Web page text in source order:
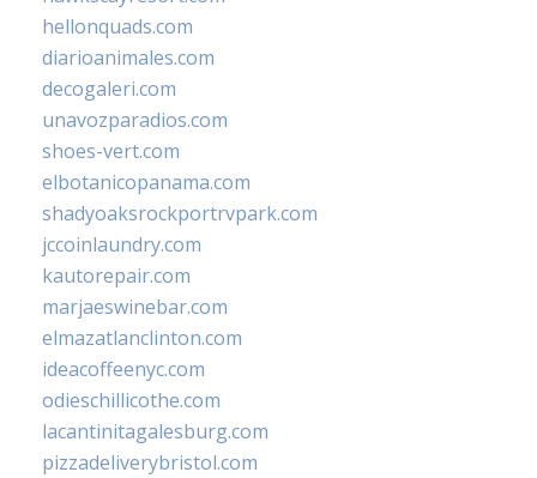
hellonquads.com
diarioanimales.com
decogaleri.com
unavozparadios.com
shoes-vert.com
elbotanicopanama.com
shadyoaksrockportrvpark.com
jccoinlaundry.com
kautorepair.com
marjaeswinebar.com
elmazatlanclinton.com
ideacoffeenyc.com
odieschillicothe.com
lacantinitagalesburg.com
pizzadeliverybristol.com